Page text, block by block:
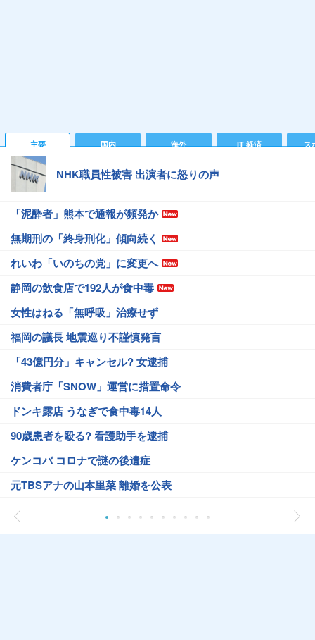
主要 国内 海外 IT 経済 ス
NHK職員性被害 出演者に怒りの声
「泥酔者」熊本で通報が頻発か
無期刑の「終身刑化」傾向続く
れいわ「いのちの党」に変更へ
静岡の飲食店で192人が食中毒
女性はねる「無呼吸」治療せず
福岡の議長 地震巡り不謹慎発言
「43億円分」キャンセル? 女逮捕
消費者庁「SNOW」運営に措置命令
ドンキ露店 うなぎで食中毒14人
90歳患者を殴る? 看護助手を逮捕
ケンコバ コロナで謎の後遺症
元TBSアナの山本里菜 離婚を公表